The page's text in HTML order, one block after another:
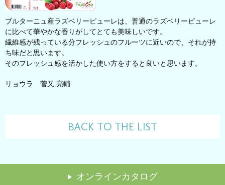
ブルターニュ産ラズベリーピューレは、普通のラズベリーピューレ
に比べて華やかな香りがしてとても美味しいです。
繊維感が残っている分フレッシュのフルーツに近いので、それが持
ち味だと思います。
そのフレッシュ感を活かした使い方をすると良いと思います。
リョウラ 菅又 亮輔
BACK TO THE LIST
オンラインカタログ
2024.7.24
講習会のレポートを追加しました。
2026.6.22